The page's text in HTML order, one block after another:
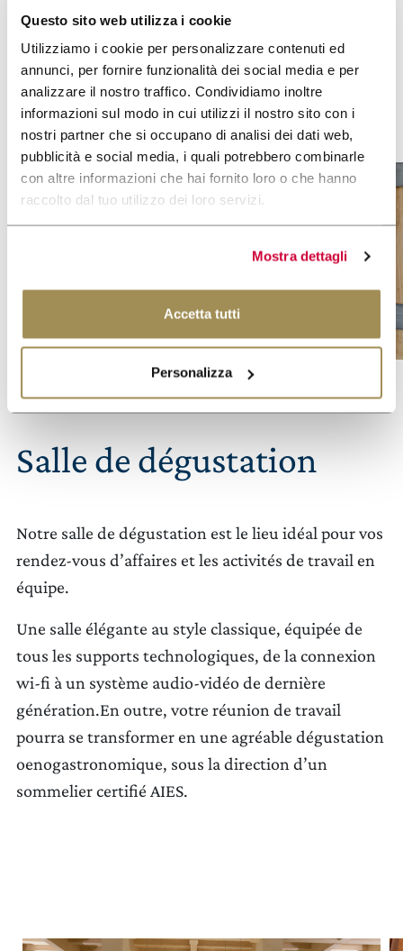
Questo sito web utilizza i cookie
Utilizziamo i cookie per personalizzare contenuti ed
annunci, per fornire funzionalità dei social media e per
analizzare il nostro traffico. Condividiamo inoltre
informazioni sul modo in cui utilizzi il nostro sito con i
nostri partner che si occupano di analisi dei dati web,
pubblicità e social media, i quali potrebbero combinarle
con altre informazioni che hai fornito loro o che hanno
raccolto dal tuo utilizzo dei loro servizi.
Mostra dettagli
Accetta tutti
Personalizza
viticoles (Wine Experience). Téléchargez la
brochure et découvrez toute l’offre Business
d’Umberto Cesari.
Salle de dégustation
Notre salle de dégustation est le lieu idéal pour vos
rendez-vous d’affaires et les activités de travail en
équipe.
Une salle élégante au style classique, équipée de
tous les supports technologiques, de la connexion
wi-fi à un système audio-vidéo de dernière
génération.En outre, votre réunion de travail
pourra se transformer en une agréable dégustation
oenogastronomique, sous la direction d’un
sommelier certifié AIES.